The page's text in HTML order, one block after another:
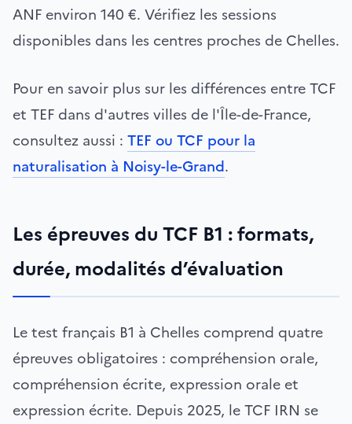
ANF environ 140 €. Vérifiez les sessions
disponibles dans les centres proches de Chelles.
Pour en savoir plus sur les différences entre TCF
et TEF dans d'autres villes de l'Île-de-France,
consultez aussi : TEF ou TCF pour la
naturalisation à Noisy-le-Grand.
Les épreuves du TCF B1 : formats,
durée, modalités d’évaluation
Le test français B1 à Chelles comprend quatre
épreuves obligatoires : compréhension orale,
compréhension écrite, expression orale et
expression écrite. Depuis 2025, le TCF IRN se